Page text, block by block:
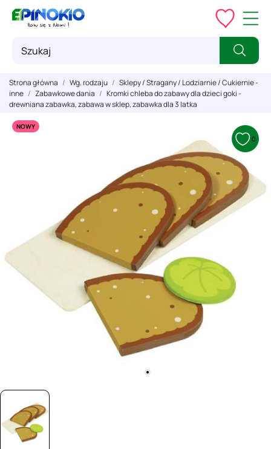
Strona główna Wg. rodzaju
Sklepy / Stragany / Lodziarnie / Cukiernie -
inne
Zabawkowe dania
Kromki chleba do zabawy dla dzieci goki -
drewniana zabawka, zabawa w sklep, zabawka dla 3 latka
NOWY
0